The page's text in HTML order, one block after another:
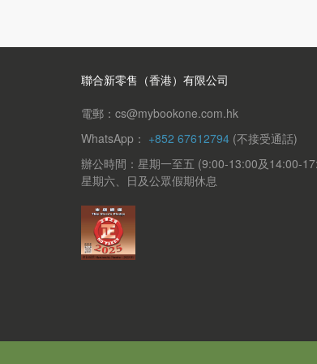
聯合新零售（香港）有限公司
電郵：cs@mybookone.com.hk
WhatsApp： +852 67612794 (不接受通話)
辦公時間：星期一至五 (9:00-13:00及14:00-
星期六、日及公眾假期休息